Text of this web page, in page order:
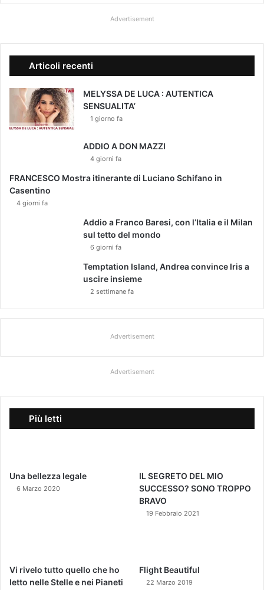
Advertisement
Articoli recenti
MELYSSA DE LUCA : AUTENTICA
SENSUALITA’
1 giorno fa
ADDIO A DON MAZZI
4 giorni fa
FRANCESCO Mostra itinerante di Luciano Schifano in
Casentino
4 giorni fa
Addio a Franco Baresi, con l’Italia e il Milan
sul tetto del mondo
6 giorni fa
Temptation Island, Andrea convince Iris a
uscire insieme
2 settimane fa
Advertisement
Advertisement
Più letti
Una bellezza legale
6 Marzo 2020
IL SEGRETO DEL MIO
SUCCESSO? SONO TROPPO
BRAVO
19 Febbraio 2021
Vi rivelo tutto quello che ho
letto nelle Stelle e nei Pianeti
Flight Beautiful
22 Marzo 2019